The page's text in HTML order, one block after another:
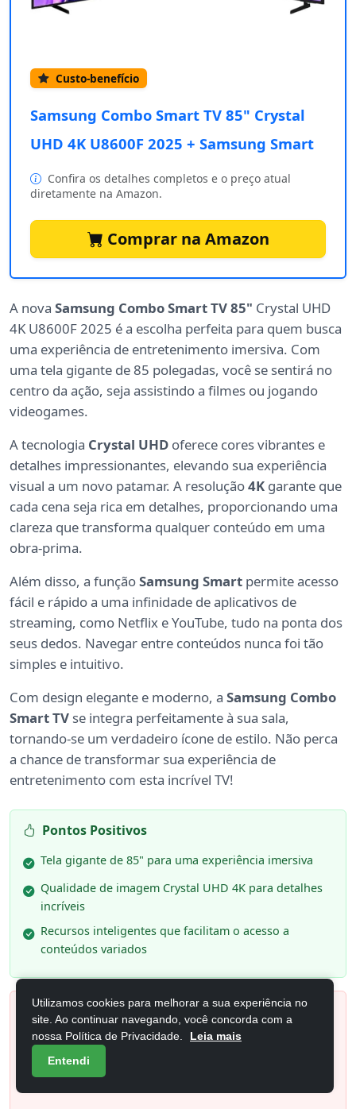
Custo-benefício
Samsung Combo Smart TV 85" Crystal
UHD 4K U8600F 2025 + Samsung Smart
Confira os detalhes completos e o preço atual
diretamente na Amazon.
Comprar na Amazon
A nova Samsung Combo Smart TV 85" Crystal UHD
4K U8600F 2025 é a escolha perfeita para quem busca
uma experiência de entretenimento imersiva. Com
uma tela gigante de 85 polegadas, você se sentirá no
centro da ação, seja assistindo a filmes ou jogando
videogames.
A tecnologia Crystal UHD oferece cores vibrantes e
detalhes impressionantes, elevando sua experiência
visual a um novo patamar. A resolução4K garante que
cada cena seja rica em detalhes, proporcionando uma
clareza que transforma qualquer conteúdo em uma
obra-prima.
Além disso, a funçãoSamsung Smart permite acesso
fácil e rápido a uma infinidade de aplicativos de
streaming, como Netflix e YouTube, tudo na ponta dos
seus dedos. Navegar entre conteúdos nunca foi tão
simples e intuitivo.
Com design elegante e moderno, a Samsung Combo
Smart TV se integra perfeitamente à sua sala,
tornando-se um verdadeiro ícone de estilo. Não perca
a chance de transformar sua experiência de
entretenimento com esta incrível TV!
Pontos Positivos
Tela gigante de 85" para uma experiência imersiva
Qualidade de imagem Crystal UHD 4K para detalhes
incríveis
Recursos inteligentes que facilitam o acesso a
conteúdos variados
Pontos Negativos
Espaço necessário para instalação
Consumo de energia pode ser maior que modelos
Utilizamos cookies para melhorar a sua experiência no
site. Ao continuar navegando, você concorda com a
nossa Política de Privacidade.
Leia mais
Entendi